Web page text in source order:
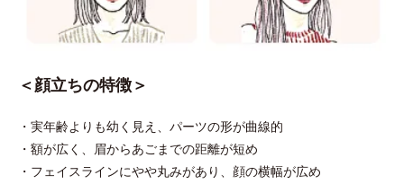
＜顔立ちの特徴＞
・実年齢よりも幼く見え、パーツの形が曲線的
・額が広く、眉からあごまでの距離が短め
・フェイスラインにやや丸みがあり、顔の横幅が広め